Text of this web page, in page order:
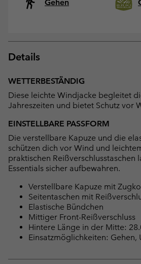
Gehen
Details
WETTERBESTÄNDIG
Diese leichte Windjacke begleitet
Jahreszeiten und bietet Schutz vor
EINSTELLBARE PASSFORM
Die verstellbare Kapuze und die
schützen dich vor Wind und
praktischen Reißverschlusstaschen
Essentials sicher aufbewahren.
Verstellbare Kapuze mit
Seitentaschen mit
Elastische Bündchen
Mittiger Front-Reißverschluss
Hintere Länge in der Mitte:
Einsatzmöglichkeiten: Gehen,